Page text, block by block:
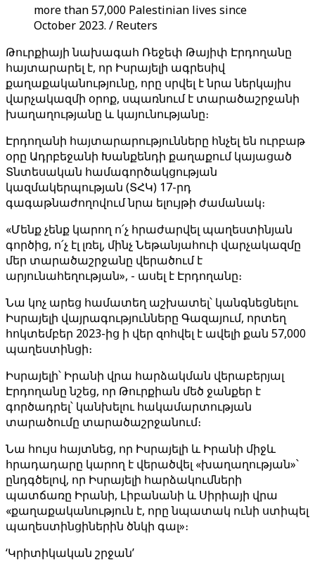
more than 57,000 Palestinian lives since
October 2023. / Reuters
Թուրքիայի նախագահ Ռեջեփ Թայիփ Էրդողանը
հայտարարել է, որ Իսրայելի ագրեսիվ
քաղաքականությունը, որը սրվել է նրա ներկայիս
վարչակազմի օրոք, սպառնում է տարածաշրջանի
խաղաղությանը և կայունությանը։
Էրդողանի հայտարարությունները հնչել են ուրբաթ
օրը Ադրբեջանի Խանքենդի քաղաքում կայացած
Տնտեսական համագործակցության
կազմակերպության (ՏՀԿ) 17-րդ
գագաթնաժողովում նրա ելույթի ժամանակ։
«Մենք չենք կարող ո՛չ հրաժարվել պաղեստինյան
գործից, ո՛չ էլ լռել, մինչ Նեթանյահուի վարչակազմը
մեր տարածաշրջանը վերածում է
արյունահեղության», - ասել է Էրդողանը։
Նա կոչ արեց համատեղ աշխատել՝ կանգնեցնելու
Իսրայելի վայրագությունները Գազայում, որտեղ
հոկտեմբեր 2023-ից ի վեր զոհվել է ավելի քան 57,000
պաղեստինցի։
Իսրայելի՝ Իրանի վրա հարձակման վերաբերյալ
Էրդողանը նշեց, որ Թուրքիան մեծ ջանքեր է
գործադրել՝ կանխելու հակամարտության
տարածումը տարածաշրջանում։
Նա հույս հայտնեց, որ Իսրայելի և Իրանի միջև
հրադադարը կարող է վերածվել «խաղաղության»՝
ընդգծելով, որ Իսրայելի հարձակումների
պատճառը Իրանի, Լիբանանի և Սիրիայի վրա
«քաղաքականություն է, որը նպատակ ունի ստիպել
պաղեստինցիներին ծնկի գալ»։
‘Կրիտիկական շրջան’